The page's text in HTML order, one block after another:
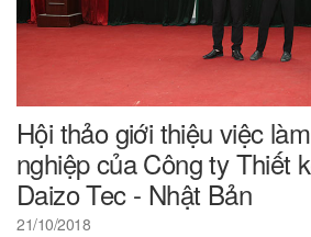
Hội thảo giới thiệu việc
nghiệp của Công ty Thiết
Daizo Tec - Nhật Bản
21/10/2018